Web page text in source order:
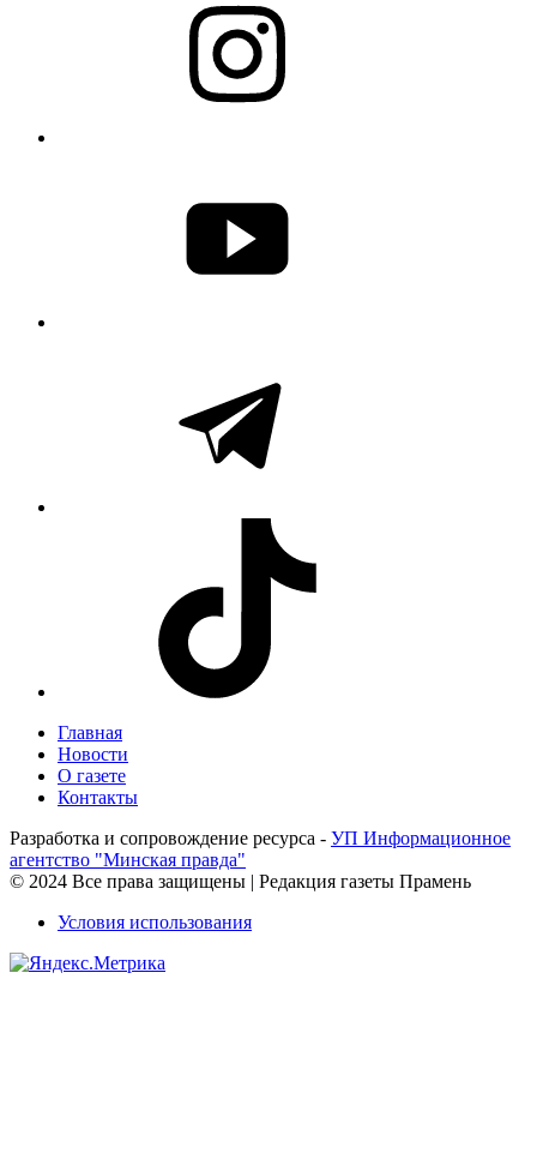
Главная
Новости
О газете
Контакты
Разработка и сопровождение ресурса - УП Информационное
агентство "Минская правда"
© 2024 Все права защищены | Редакция газеты Прамень
Условия использования